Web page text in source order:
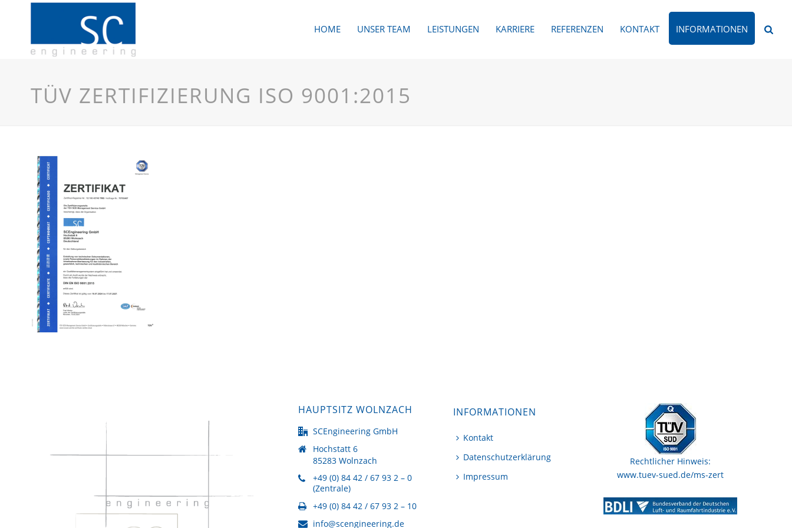
HOME UNSER TEAM LEISTUNGEN KARRIERE REFERENZEN KONTAKT INFORMATIONEN
TÜV ZERTIFIZIERUNG ISO 9001:2015
HAUPTSITZ WOLNZACH
SCEngineering GmbH
Hochstatt 6
85283 Wolnzach
+49 (0) 84 42 / 67 93 2 – 0
(Zentrale)
+49 (0) 84 42 / 67 93 2 – 10
info@scengineering.de
INFORMATIONEN
Kontakt
Datenschutzerklärung
Impressum
Rechtlicher Hinweis:
www.tuev-sued.de/ms-zert